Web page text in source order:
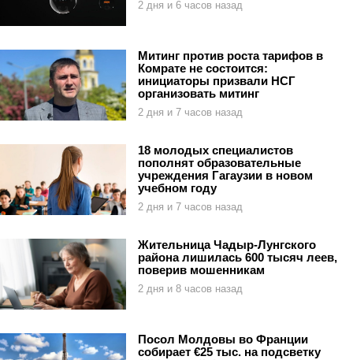
2 дня и 6 часов назад
Митинг против роста тарифов в
Комрате не состоится:
инициаторы призвали НСГ
организовать митинг
2 дня и 7 часов назад
18 молодых специалистов
пополнят образовательные
учреждения Гагаузии в новом
учебном году
2 дня и 7 часов назад
Жительница Чадыр-Лунгского
района лишилась 600 тысяч леев,
поверив мошенникам
2 дня и 8 часов назад
Посол Молдовы во Франции
собирает €25 тыс. на подсветку